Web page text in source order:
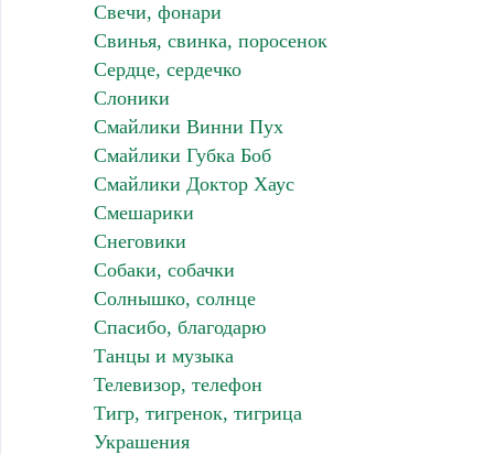
Свечи, фонари
Свинья, свинка, поросенок
Сердце, сердечко
Слоники
Смайлики Винни Пух
Смайлики Губка Боб
Смайлики Доктор Хаус
Смешарики
Снеговики
Собаки, собачки
Солнышко, солнце
Спасибо, благодарю
Танцы и музыка
Телевизор, телефон
Тигр, тигренок, тигрица
Украшения